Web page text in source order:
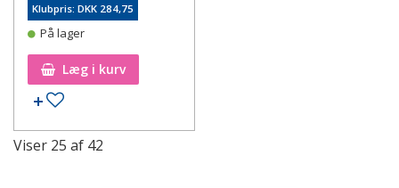
Klubpris: DKK 284,75
På lager
Læg i kurv
Tilføj til ønskeseddel
Viser 25 af 42